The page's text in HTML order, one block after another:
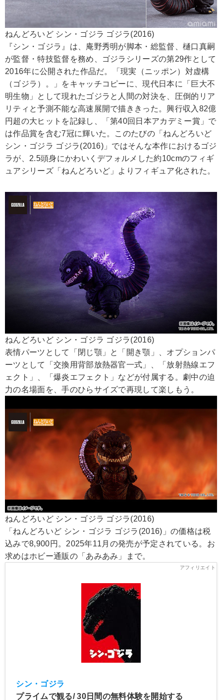
ねんどろいど シン・ゴジラ ゴジラ(2016)
『シン・ゴジラ』は、庵野秀明が脚本・総監督、樋口真嗣
が監督・特技監督を務め、ゴジラシリーズの第29作として
2016年に公開された作品だ。「現実（ニッポン）対虚構
（ゴジラ）。」をキャッチコピーに、現代日本に「巨大不
明生物」として現れたゴジラと人間の対決を、圧倒的リア
リティと予測不能な高速展開で描ききった。興行収入82億
円超の大ヒットを記録し、「第40回日本アカデミー賞」で
は作品賞を含む7冠に輝いた。このたびの「ねんどろいど
シン・ゴジラ ゴジラ(2016)」ではそんな本作におけるゴジ
ラが、2.5頭身にかわいくデフォルメした約10cmのフィギ
ュアシリーズ「ねんどろいど」よりフィギュア化された。
ねんどろいど シン・ゴジラ ゴジラ(2016)
表情パーツとして「閉じ顎」と「開き顎」、オプションパ
ーツとして「交換用背部放熱器官一式」、「放射熱線エフ
ェクト」、「爆炎エフェクト」などが付属する。劇中の迫
力の名場面を、手のひらサイズで再現して楽しもう。
ねんどろいど シン・ゴジラ ゴジラ(2016)
「ねんどろいど シン・ゴジラ ゴジラ(2016)」の価格は税
込みで8,900円。2025年11月の発売が予定されている。お
求めはホビー通販の「あみあみ」まで。
シン・ゴジラ
プライムで観る/ 30日間の無料体験を開始する